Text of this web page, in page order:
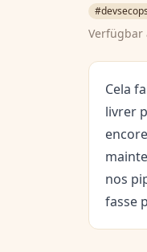
#devsecops
Verfügbar
Cela
livrer
nos
fasse